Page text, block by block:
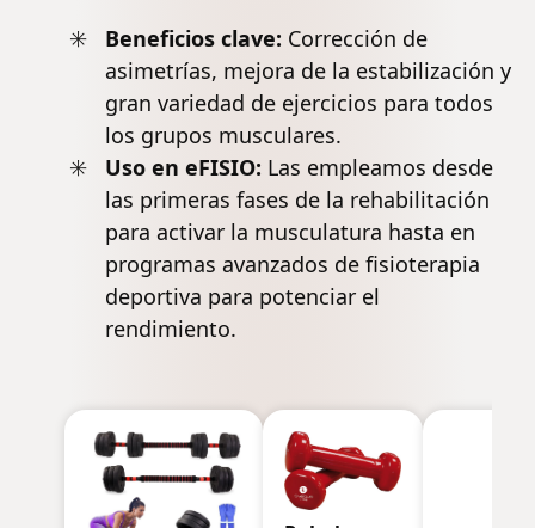
Beneficios clave: Corrección de
asimetrías, mejora de la estabilización y
gran variedad de ejercicios para todos
los grupos musculares.
Uso en eFISIO: Las empleamos desde
las primeras fases de la rehabilitación
para activar la musculatura hasta en
programas avanzados de fisioterapia
deportiva para potenciar el
rendimiento.